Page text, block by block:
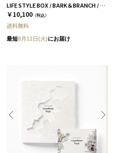
LIFE STYLE BOX / BARK＆BRANCH / ブルー
￥10,100 （税込）
送料無料
最短8月11日(火)にお届け